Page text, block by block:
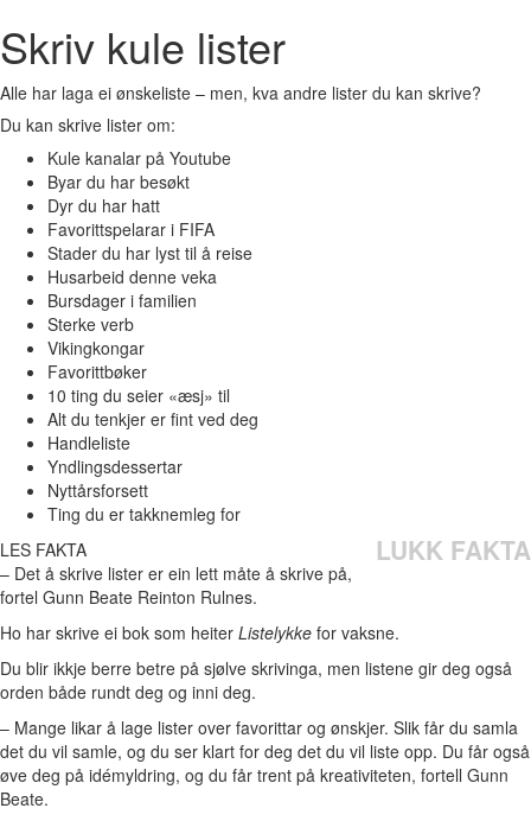
Skriv kule lister
Alle har laga ei ønskeliste – men, kva andre lister du kan skrive?
Du kan skrive lister om:
Kule kanalar på Youtube
Byar du har besøkt
Dyr du har hatt
Favorittspelarar i FIFA
Stader du har lyst til å reise
Husarbeid denne veka
Bursdager i familien
Sterke verb
Vikingkongar
Favorittbøker
10 ting du seier «æsj» til
Alt du tenkjer er fint ved deg
Handleliste
Yndlingsdessertar
Nyttårsforsett
Ting du er takknemleg for
LES FAKTA
LUKK FAKTA
– Det å skrive lister er ein lett måte å skrive på,
fortel Gunn Beate Reinton Rulnes.
Ho har skrive ei bok som heiter Listelykke for vaksne.
Du blir ikkje berre betre på sjølve skrivinga, men listene gir deg også
orden både rundt deg og inni deg.
– Mange likar å lage lister over favorittar og ønskjer. Slik får du samla
det du vil samle, og du ser klart for deg det du vil liste opp. Du får også
øve deg på idémyldring, og du får trent på kreativiteten, fortell Gunn
Beate.